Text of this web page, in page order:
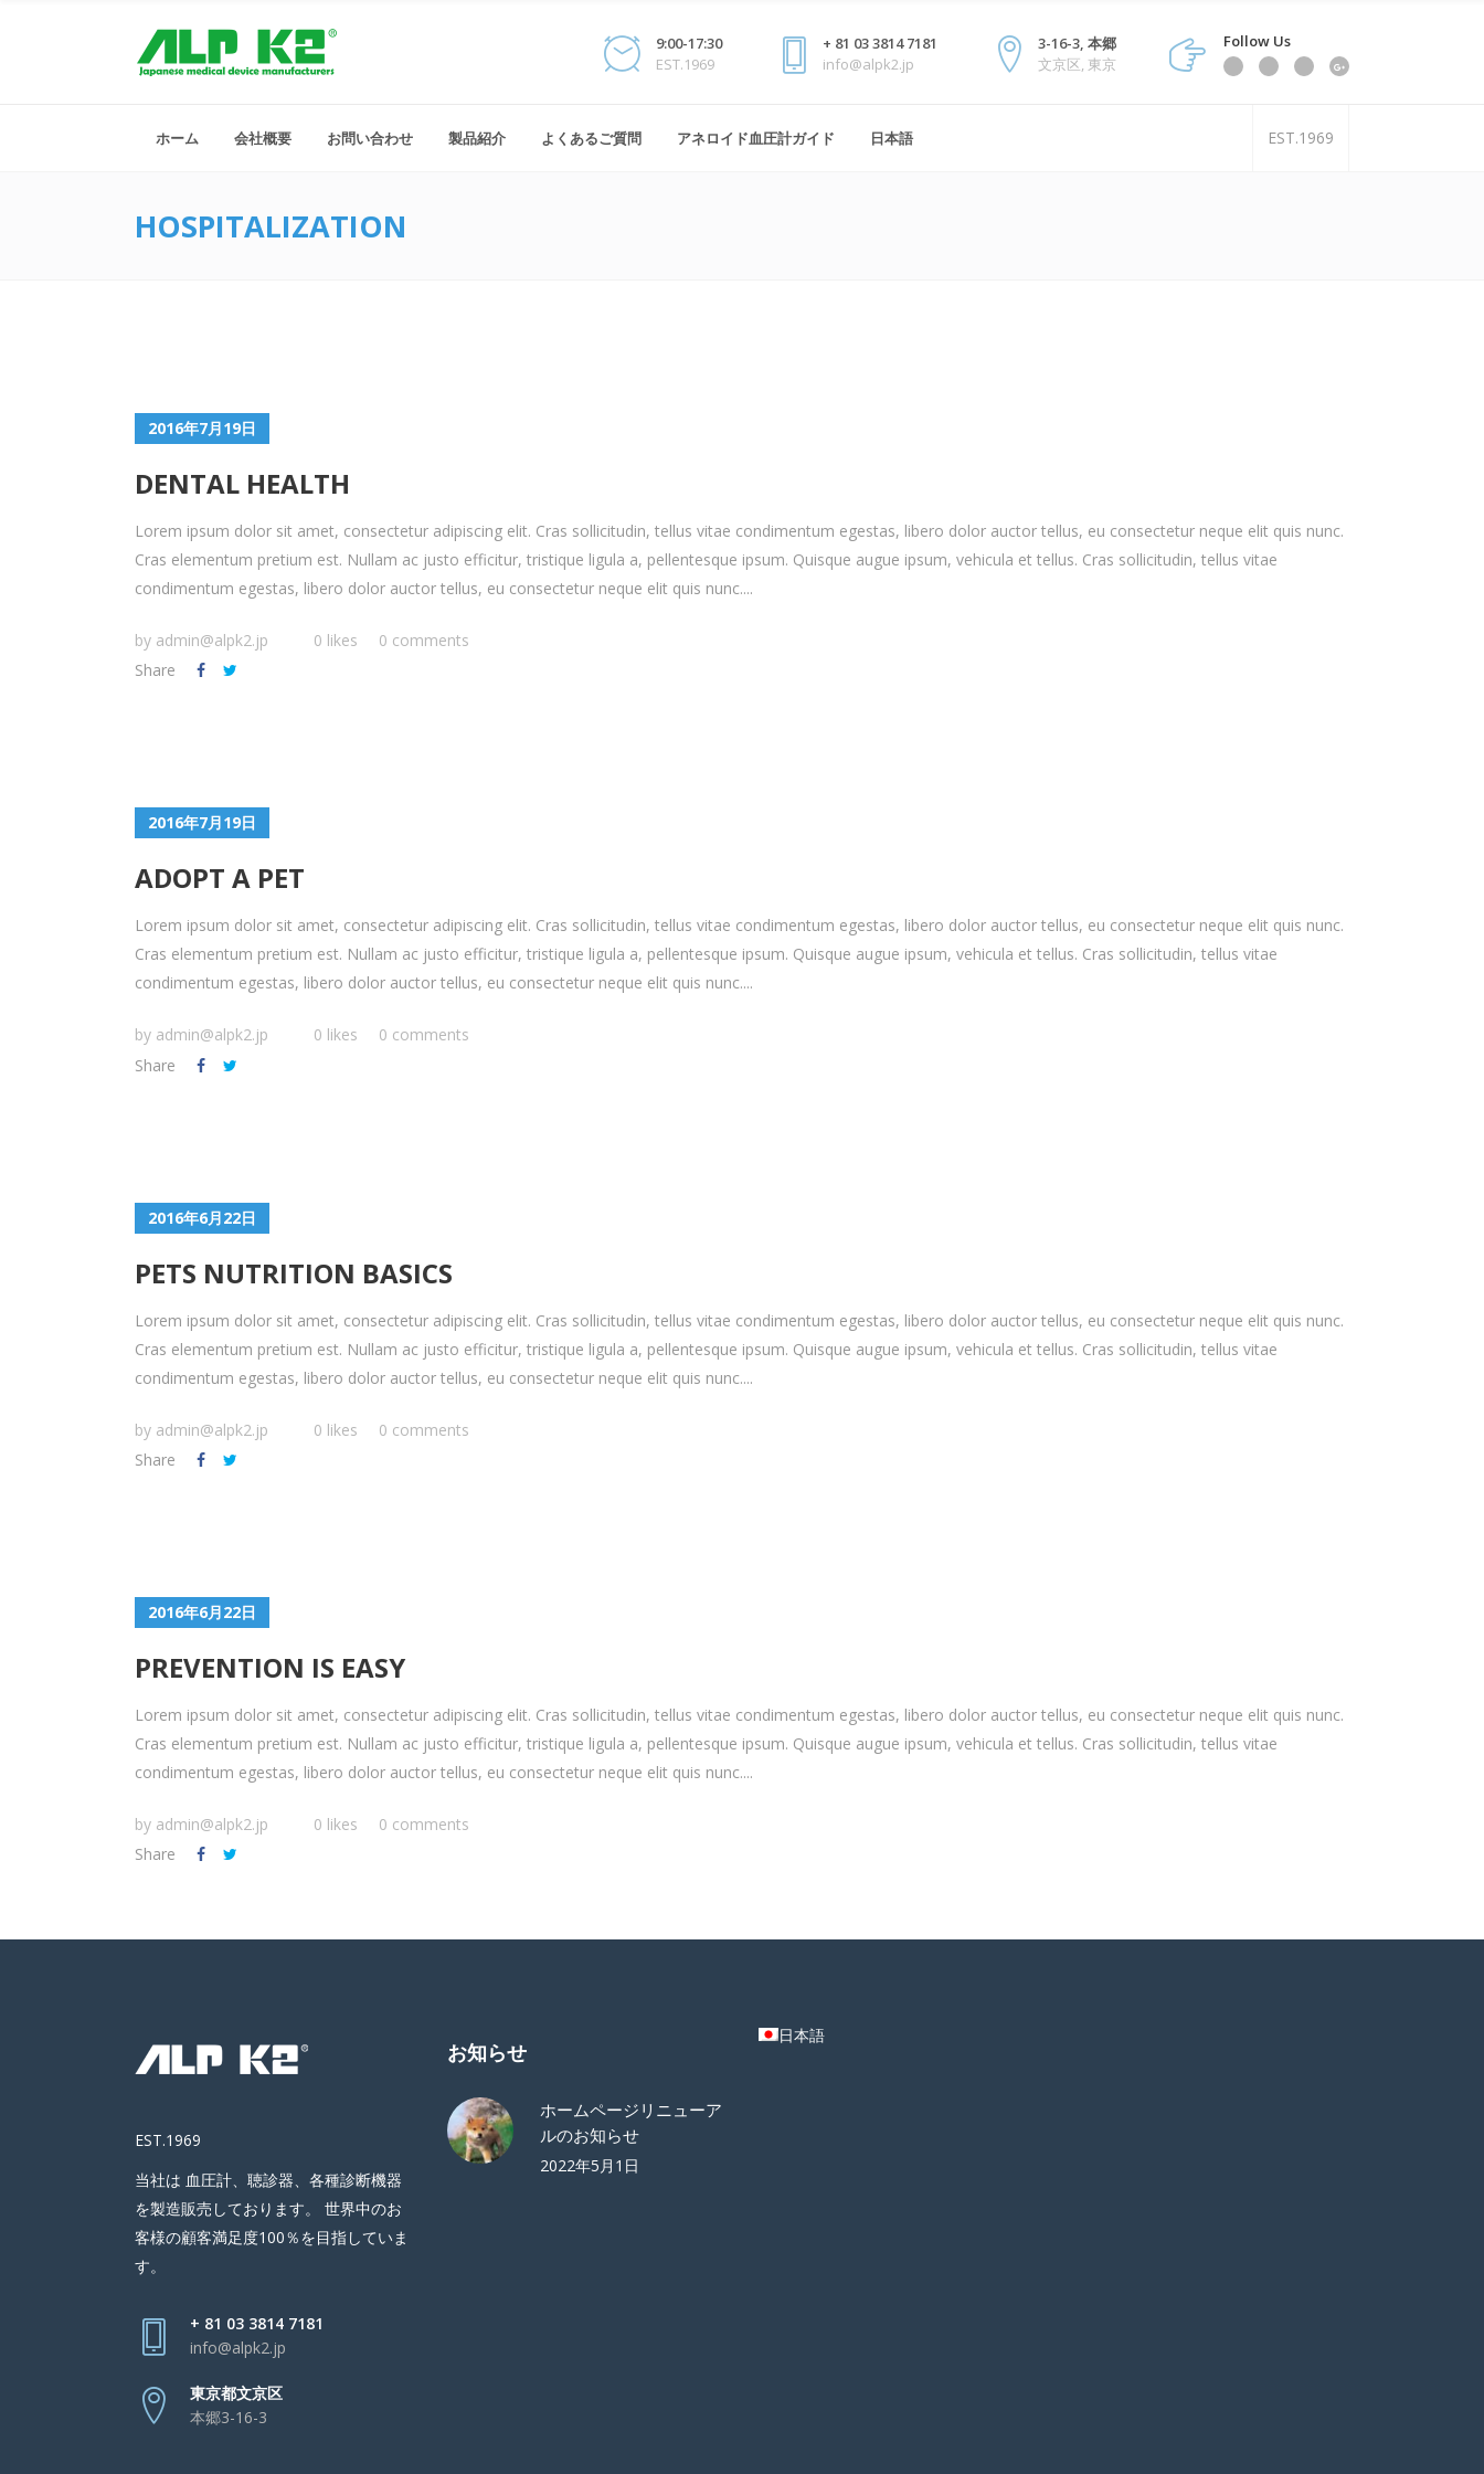
9:00-17:30
EST.1969
+ 81 03 3814 7181
info@alpk2.jp
3-16-3, 本郷
文京区, 東京
Follow Us
ホーム 会社概要 お問い合わせ 製品紹介 よくあるご質問 アネロイド血圧計ガイド 日本語 EST.1969
HOSPITALIZATION
2016年7月19日
DENTAL HEALTH
Lorem ipsum dolor sit amet, consectetur adipiscing elit. Cras sollicitudin, tellus vitae condimentum egestas, libero dolor auctor tellus, eu consectetur neque elit quis nunc.
Cras elementum pretium est. Nullam ac justo efficitur, tristique ligula a, pellentesque ipsum. Quisque augue ipsum, vehicula et tellus. Cras sollicitudin, tellus vitae
condimentum egestas, libero dolor auctor tellus, eu consectetur neque elit quis nunc....
by admin@alpk2.jp 0 likes
0 comments
Share
2016年7月19日
ADOPT A PET
Lorem ipsum dolor sit amet, consectetur adipiscing elit. Cras sollicitudin, tellus vitae condimentum egestas, libero dolor auctor tellus, eu consectetur neque elit quis nunc.
Cras elementum pretium est. Nullam ac justo efficitur, tristique ligula a, pellentesque ipsum. Quisque augue ipsum, vehicula et tellus. Cras sollicitudin, tellus vitae
condimentum egestas, libero dolor auctor tellus, eu consectetur neque elit quis nunc....
by admin@alpk2.jp 0 likes
0 comments
Share
2016年6月22日
PETS NUTRITION BASICS
Lorem ipsum dolor sit amet, consectetur adipiscing elit. Cras sollicitudin, tellus vitae condimentum egestas, libero dolor auctor tellus, eu consectetur neque elit quis nunc.
Cras elementum pretium est. Nullam ac justo efficitur, tristique ligula a, pellentesque ipsum. Quisque augue ipsum, vehicula et tellus. Cras sollicitudin, tellus vitae
condimentum egestas, libero dolor auctor tellus, eu consectetur neque elit quis nunc....
by admin@alpk2.jp 0 likes
0 comments
Share
2016年6月22日
PREVENTION IS EASY
Lorem ipsum dolor sit amet, consectetur adipiscing elit. Cras sollicitudin, tellus vitae condimentum egestas, libero dolor auctor tellus, eu consectetur neque elit quis nunc.
Cras elementum pretium est. Nullam ac justo efficitur, tristique ligula a, pellentesque ipsum. Quisque augue ipsum, vehicula et tellus. Cras sollicitudin, tellus vitae
condimentum egestas, libero dolor auctor tellus, eu consectetur neque elit quis nunc....
by admin@alpk2.jp 0 likes
0 comments
Share
EST.1969
当社は 血圧計、聴診器、各種診断機器
を製造販売しております。 世界中のお
客様の顧客満足度100％を目指していま
す。
+ 81 03 3814 7181
info@alpk2.jp
東京都文京区
本郷3-16-3
お知らせ
ホームページリニューア
ルのお知らせ
2022年5月1日
日本語